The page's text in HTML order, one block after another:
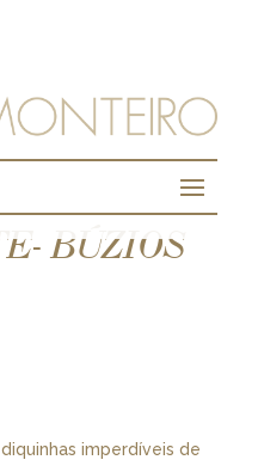
BÚZIOS
imperdíveis de